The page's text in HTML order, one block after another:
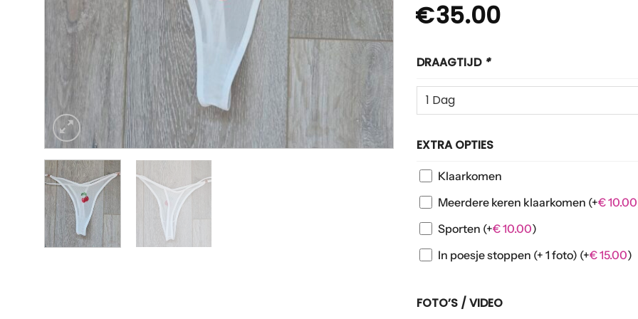
€35.00
DRAAGTIJD *
EXTRA OPTIES
Klaarkomen
Meerdere keren klaarkomen (+€10.00
Sporten (+€10.00)
In poesje stoppen (+ 1 foto) (+€15.00)
FOTO’S / VIDEO